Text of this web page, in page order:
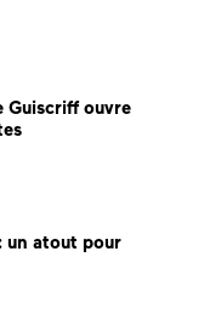
Guiscriff ouvre
un atout pour